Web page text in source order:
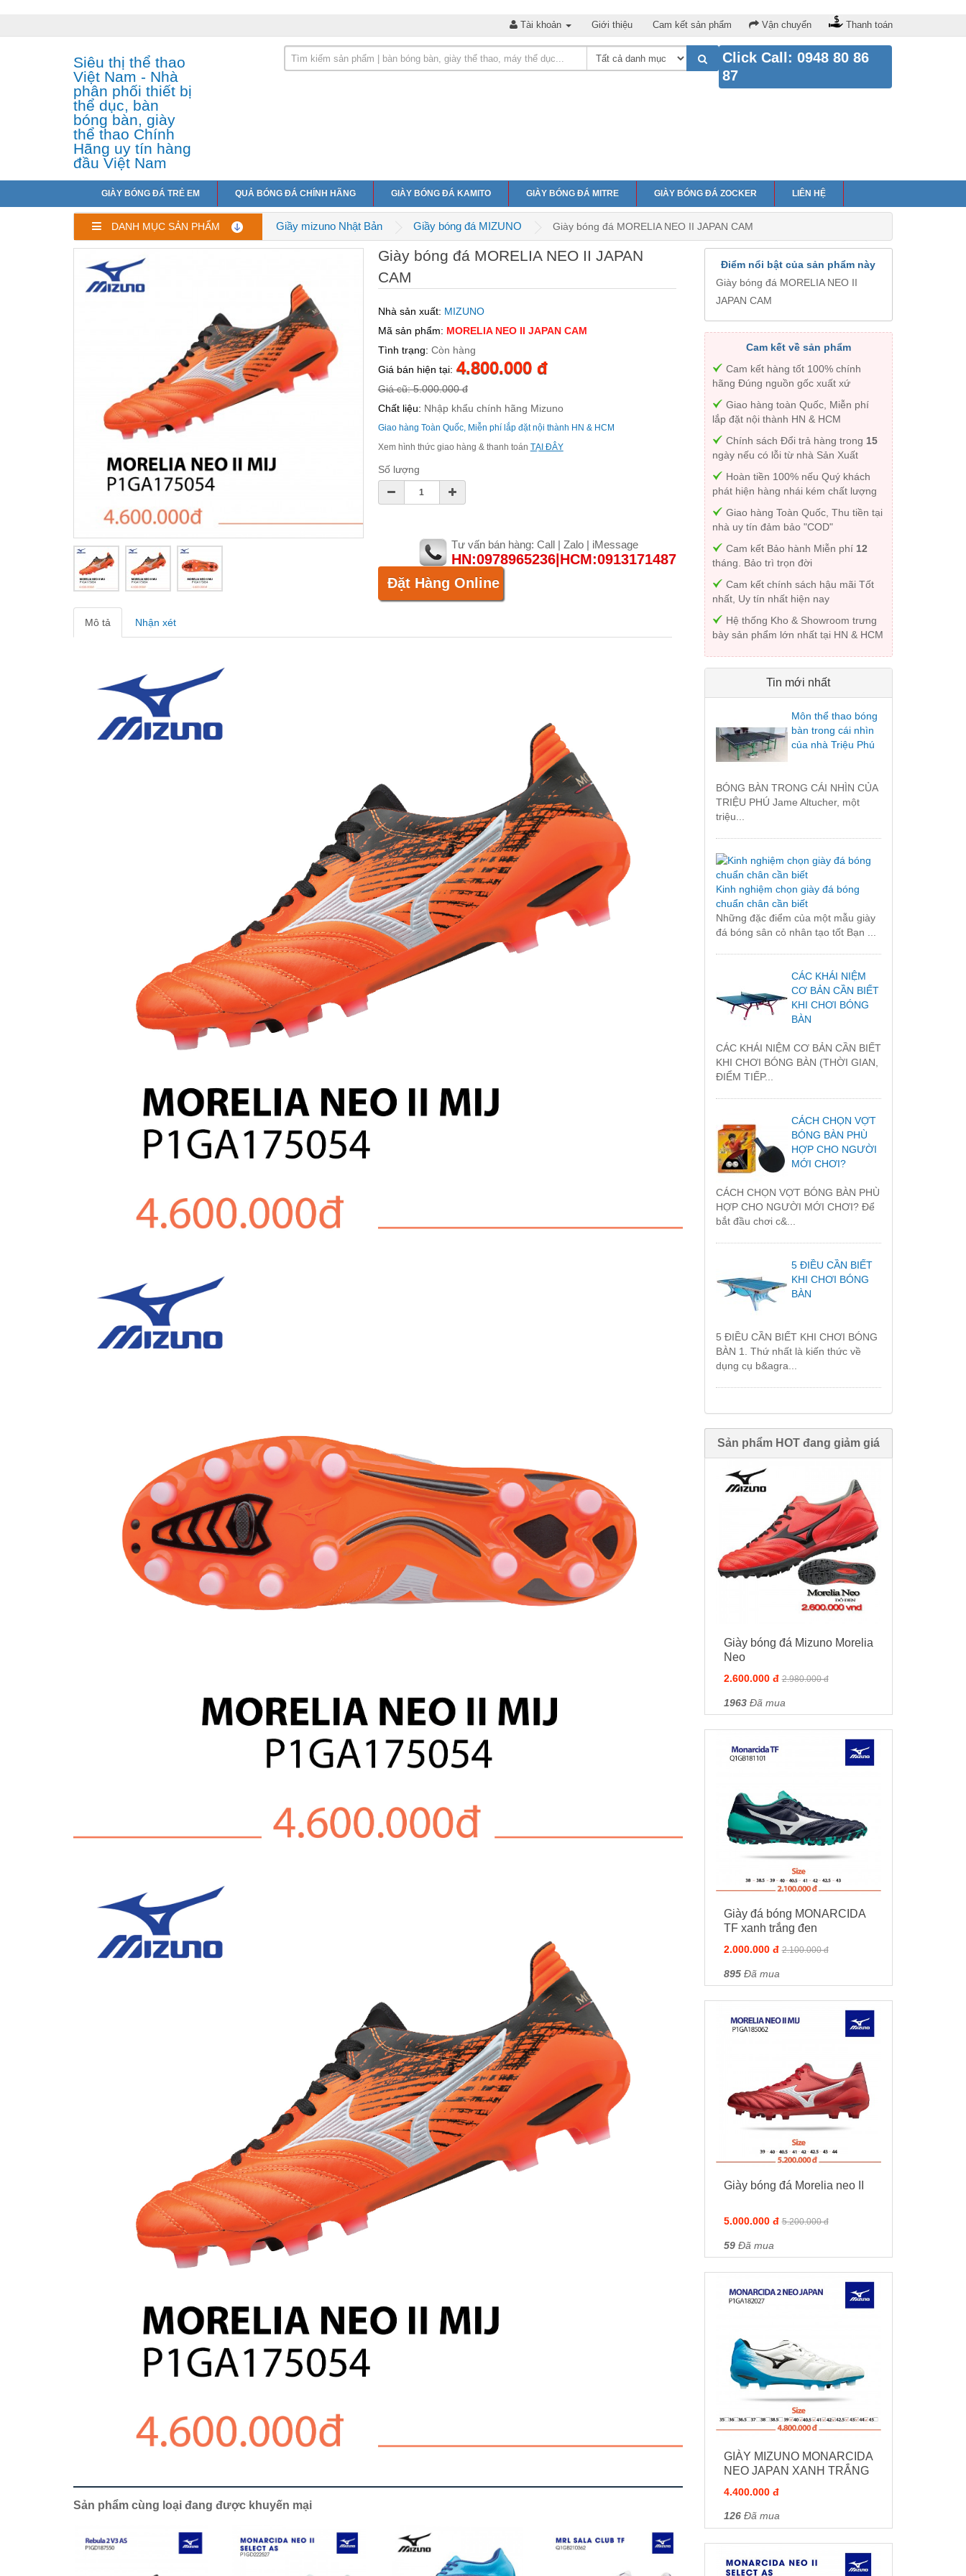
Tài khoản Giới thiệu Cam kết sản phẩm Vận chuyển Thanh toán
Siêu thị thể thao
Việt Nam - Nhà
phân phối thiết bị
thể dục, bàn
bóng bàn, giày
thể thao Chính
Hãng uy tín hàng
đầu Việt Nam
Click Call: 0948 80 86
87
GIÀY BÓNG ĐÁ TRẺ EM QUẢ BÓNG ĐÁ CHÍNH HÃNG GIÀY BÓNG ĐÁ KAMITO GIÀY BÓNG ĐÁ MITRE GIÀY BÓNG ĐÁ ZOCKER LIÊN HỆ
DANH MỤC SẢN PHẨM Giầy mizuno Nhật Bản Giầy bóng đá MIZUNO Giày bóng đá MORELIA NEO II JAPAN CAM
Giày bóng đá MORELIA NEO II JAPAN
CAM
Nhà sản xuất: MIZUNO
Mã sản phẩm: MORELIA NEO II JAPAN CAM
Tình trạng: Còn hàng
Giá bán hiện tại: 4.800.000 đ
Giá cũ: 5.000.000 đ
Chất liệu: Nhập khẩu chính hãng Mizuno
Giao hàng Toàn Quốc, Miễn phí lắp đặt nội thành HN & HCM
Xem hình thức giao hàng & thanh toán TẠI ĐÂY
Số lượng
Tư vấn bán hàng: Call | Zalo | iMessage
HN:0978965236|HCM:0913171487
Đặt Hàng Online
Mô tả Nhận xét
Sản phẩm cùng loại đang được khuyến mại
Điểm nổi bật của sản phẩm này
Giày bóng đá MORELIA NEO II
JAPAN CAM
Cam kết về sản phẩm
Cam kết hàng tốt 100% chính
hãng Đúng nguồn gốc xuất xứ
Giao hàng toàn Quốc, Miễn phí
lắp đặt nội thành HN & HCM
Chính sách Đổi trả hàng trong 15
ngày nếu có lỗi từ nhà Sản Xuất
Hoàn tiền 100% nếu Quý khách
phát hiện hàng nhái kém chất lượng
Giao hàng Toàn Quốc, Thu tiền tại
nhà uy tín đảm bảo "COD"
Cam kết Bảo hành Miễn phí 12
tháng. Bảo trì trọn đời
Cam kết chính sách hậu mãi Tốt
nhất, Uy tín nhất hiện nay
Hệ thống Kho & Showroom trưng
bày sản phẩm lớn nhất tại HN & HCM
Tin mới nhất
Môn thể thao bóng
bàn trong cái nhìn
của nhà Triệu Phú
BÓNG BÀN TRONG CÁI NHÌN CỦA
TRIỆU PHÚ Jame Altucher, một
triệu...
Kinh nghiệm chọn giày đá bóng
chuẩn chân cần biết
Những đặc điểm của một mẫu giày
đá bóng sân cỏ nhân tạo tốt Bạn ...
CÁC KHÁI NIỆM
CƠ BẢN CẦN BIẾT
KHI CHƠI BÓNG
BÀN
CÁC KHÁI NIỆM CƠ BẢN CẦN BIẾT
KHI CHƠI BÓNG BÀN (THỜI GIAN,
ĐIỂM TIẾP...
CÁCH CHỌN VỢT
BÓNG BÀN PHÙ
HỢP CHO NGƯỜI
MỚI CHƠI?
CÁCH CHỌN VỢT BÓNG BÀN PHÙ
HỢP CHO NGƯỜI MỚI CHƠI? Để
bắt đầu chơi c&...
5 ĐIỀU CẦN BIẾT
KHI CHƠI BÓNG
BÀN
5 ĐIỀU CẦN BIẾT KHI CHƠI BÓNG
BÀN 1. Thứ nhất là kiến thức về
dụng cụ b&agra...
Sản phẩm HOT đang giảm giá
Giày bóng đá Mizuno Morelia
Neo
2.600.000 đ 2.980.000 đ
1963Đã mua
Giày đá bóng MONARCIDA
TF xanh trắng đen
2.000.000 đ 2.100.000 đ
895Đã mua
Giày bóng đá Morelia neo II
5.000.000 đ 5.200.000 đ
59Đã mua
GIÀY MIZUNO MONARCIDA
NEO JAPAN XANH TRẮNG
4.400.000 đ
126Đã mua